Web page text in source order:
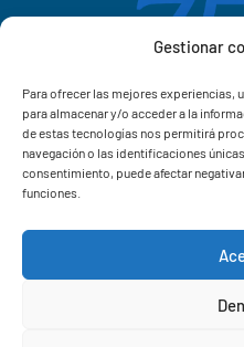
Gestionar
Para ofrecer las mejores
para almacenar y/o acceder a la
de estas tecnologías nos permitirá
navegación o las identificaciones
consentimiento, puede afectar
funciones.